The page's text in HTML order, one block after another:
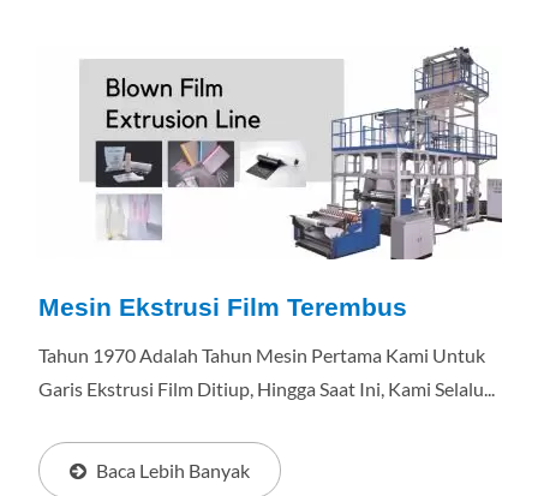
Mesin Ekstrusi Film Terembus
Tahun 1970 Adalah Tahun Mesin Pertama Kami Untuk
Garis Ekstrusi Film Ditiup, Hingga Saat Ini, Kami Selalu...
Baca Lebih Banyak